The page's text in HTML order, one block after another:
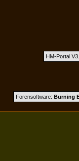
HM-Portal
Forensoftware: Burning